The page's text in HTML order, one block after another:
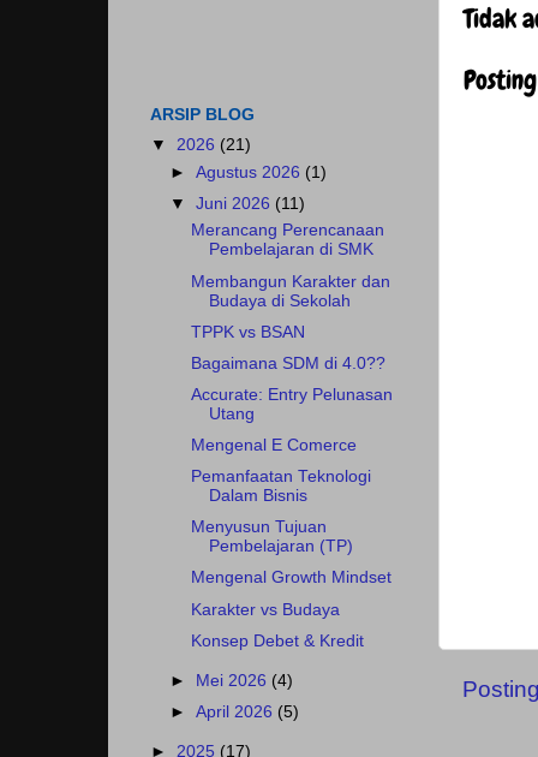
Tidak
ARSIP BLOG
▼ 2026 (21)
►Agustus 2026 (1)
▼Juni 2026 (11)
Merancang Perencanaan
Pembelajaran di SMK
Membangun Karakter dan
Budaya di Sekolah
TPPK vs BSAN
Bagaimana SDM di 4.0??
Accurate: Entry Pelunasan
Utang
Mengenal E Comerce
Pemanfaatan Teknologi
Dalam Bisnis
Menyusun Tujuan
Pembelajaran (TP)
Mengenal Growth Mindset
Karakter vs Budaya
Konsep Debet & Kredit
► Mei 2026 (4)
►April 2026 (5)
► 2025 (17)